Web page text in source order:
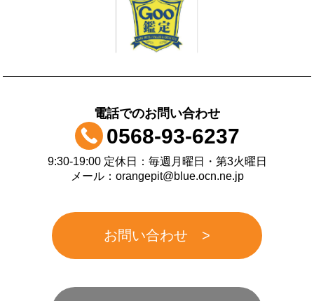
電話でのお問い合わせ
0568-93-6237
9:30-19:00 定休日：毎週月曜日・第3火曜日
メール：orangepit@blue.ocn.ne.jp
お問い合わせ